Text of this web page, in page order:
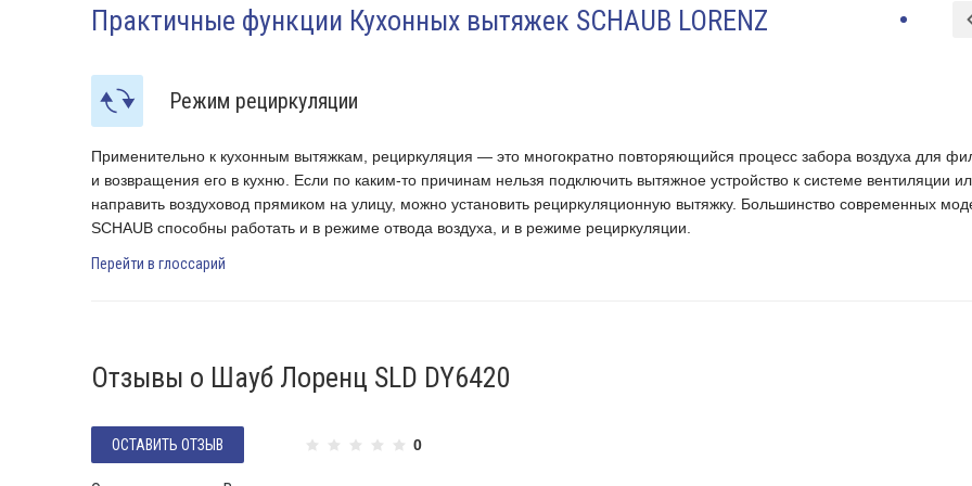
Практичные функции Кухонных вытяжек SCHAUB LORENZ
Режим рециркуляции
Применительно к кухонным вытяжкам, рециркуляция — это многократно повторяющийся процесс забора воздуха для
и возвращения его в кухню. Если по каким-то причинам нельзя подключить вытяжное устройство к системе вентиляции
направить воздуховод прямиком на улицу, можно установить рециркуляционную вытяжку. Большинство современных
SCHAUB способны работать и в режиме отвода воздуха, и в режиме рециркуляции.
Перейти в глоссарий
Отзывы о Шауб Лоренц SLD DY6420
ОСТАВИТЬ ОТЗЫВ 0